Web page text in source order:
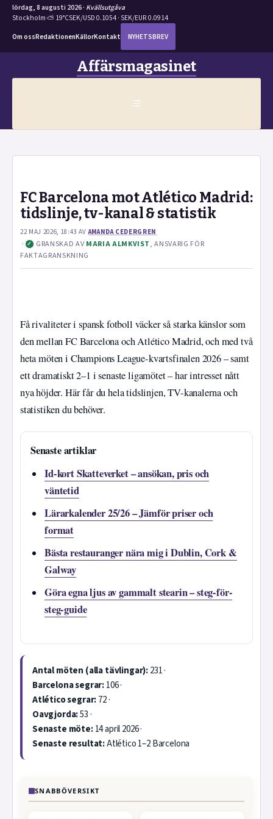
lördag, 8 augusti 2026 · Kvällsutgåva
Stockholm ⛅ 19°CSEK/USD 0.1054 · SEK/EUR 0.0914
Om ossRedaktionenKällorKontakt NYHETSBREV
Affärsmagasinet
MENY
FC Barcelona mot Atlético Madrid:
tidslinje, tv-kanal & statistik
22 MAJ 2026, 18:43 AVAMANDA CEDERGREN
· ✓ GRANSKAD AV MARIA ALMKVIST, ANSVARIG FÖR
FAKTAGRANSKNING
Få rivaliteter i spansk fotboll väcker så starka känslor som
den mellan FC Barcelona och Atlético Madrid, och med två
heta möten i Champions League-kvartsfinalen 2026 – samt
ett dramatiskt 2–1 i senaste ligamötet – har intresset nått
nya höjder. Här får du hela tidslinjen, TV-kanalerna och
statistiken du behöver.
Senaste artiklar
Id-kort Skatteverket – ansökan, pris och
väntetid
Lärarkalender 25/26 – Jämför priser och
format
Bästa restauranger nära mig i Dublin, Cork &
Galway
Göra egna ljus av gammalt stearin – steg-för-
steg-guide
Antal möten (alla tävlingar):231 ·
Barcelona segrar:106 ·
Atlético segrar:72 ·
Oavgjorda:53 ·
Senaste möte:14 april 2026 ·
Senaste resultat:Atlético 1–2 Barcelona
SNABBÖVERSIKT